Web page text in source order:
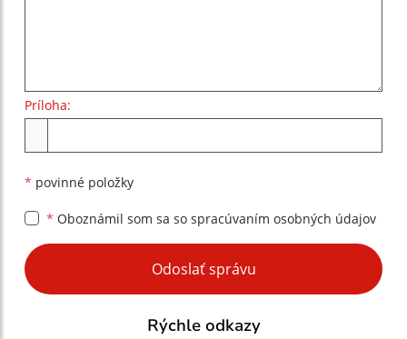
Príloha:
* povinné položky
* Oboznámil som sa so spracúvaním osobných údajov
Google reCaptcha Response
Odoslať správu
Rýchle odkazy